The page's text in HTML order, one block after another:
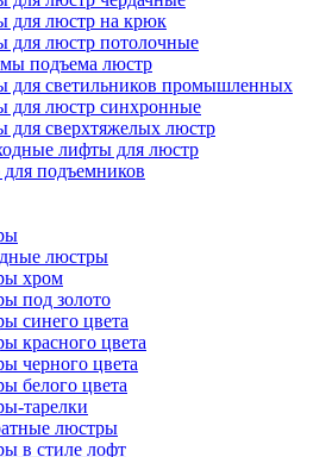
для люстр на крюк
для люстр потолочные
подъема люстр
для светильников промышленных
для люстр синхронные
для сверхтяжелых люстр
лифты для люстр
для подъемников
люстры
хром
под золото
синего цвета
красного цвета
черного цвета
белого цвета
тарелки
люстры
в стиле лофт